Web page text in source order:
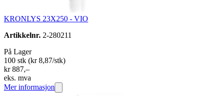
KRONLYS 23X250 - VIO
Artikkelnr. 2-280211
På Lager
100 stk (kr 8,87/stk)
kr 887,–
eks. mva
Mer informasjon